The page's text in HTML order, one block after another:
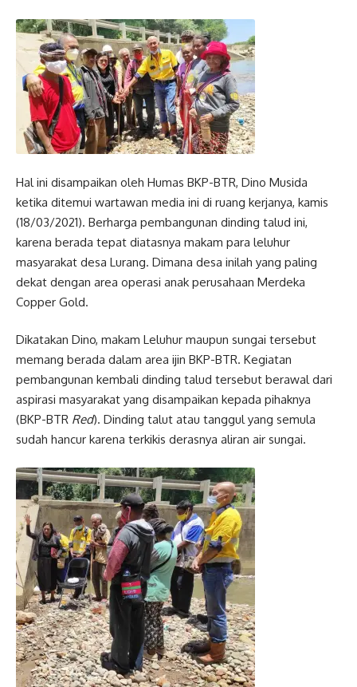
Hal ini disampaikan oleh Humas BKP-BTR, Dino Musida
ketika ditemui wartawan media ini di ruang kerjanya, kamis
(18/03/2021). Berharga pembangunan dinding talud ini,
karena berada tepat diatasnya makam para leluhur
masyarakat desa Lurang. Dimana desa inilah yang paling
dekat dengan area operasi anak perusahaan Merdeka
Copper Gold.
Dikatakan Dino, makam Leluhur maupun sungai tersebut
memang berada dalam area ijin BKP-BTR. Kegiatan
pembangunan kembali dinding talud tersebut berawal dari
aspirasi masyarakat yang disampaikan kepada pihaknya
(BKP-BTR Red). Dinding talut atau tanggul yang semula
sudah hancur karena terkikis derasnya aliran air sungai.